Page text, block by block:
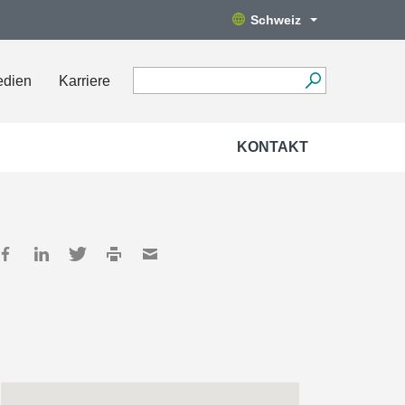
Schweiz
Karriere
KONTAKT